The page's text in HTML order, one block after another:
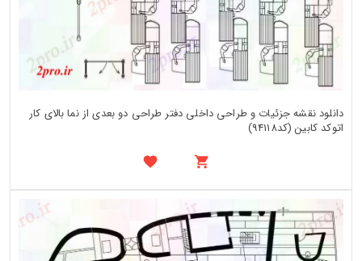
دانلود نقشه جزئیات و طراحی داخلی دفتر طراحی دو بعدی از نما بالای کار
اتوکد کابین (کد94118)